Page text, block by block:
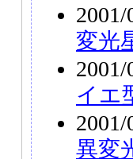
2001/
変光
2001/
イエ
2001/
異変